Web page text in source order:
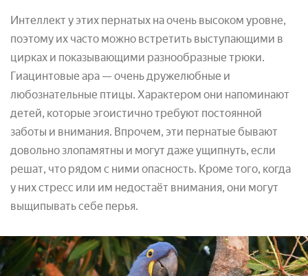
Интеллект у этих пернатых на очень высоком уровне,
поэтому их часто можно встретить выступающими в
цирках и показывающими разнообразные трюки.
Гиацинтовые ара — очень дружелюбные и
любознательные птицы. Характером они напоминают
детей, которые эгоистично требуют постоянной
заботы и внимания. Впрочем, эти пернатые бывают
довольно злопамятны и могут даже ущипнуть, если
решат, что рядом с ними опасность. Кроме того, когда
у них стресс или им недостаёт внимания, они могут
выщипывать себе перья.